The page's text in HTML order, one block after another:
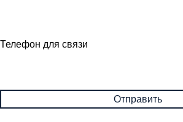
Телефон для связи